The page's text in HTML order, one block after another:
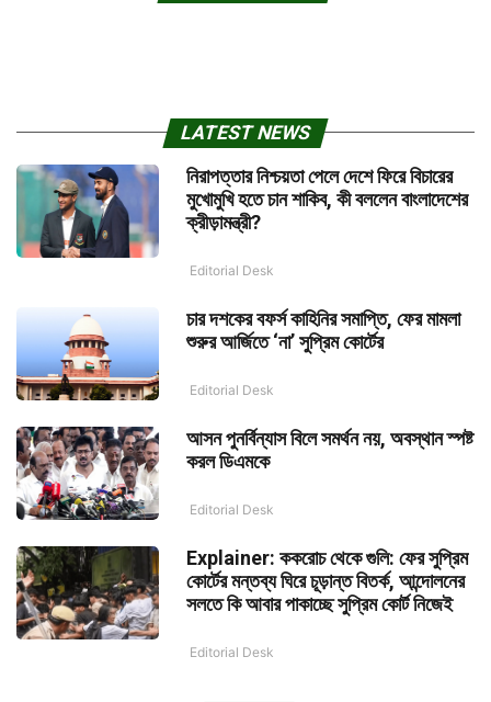
LATEST NEWS
নিরাপত্তার নিশ্চয়তা পেলে দেশে ফিরে বিচারের
মুখোমুখি হতে চান শাকিব, কী বললেন বাংলাদেশের
ক্রীড়ামন্ত্রী?
Editorial Desk
চার দশকের বফর্স কাহিনির সমাপ্তি, ফের মামলা
শুরুর আর্জিতে ‘না’ সুপ্রিম কোর্টের
Editorial Desk
আসন পুনর্বিন্যাস বিলে সমর্থন নয়, অবস্থান স্পষ্ট
করল ডিএমকে
Editorial Desk
Explainer: ককরোচ থেকে গুলি: ফের সুপ্রিম
কোর্টের মন্তব্য ঘিরে চূড়ান্ত বিতর্ক, আন্দোলনের
সলতে কি আবার পাকাচ্ছে সুপ্রিম কোর্ট নিজেই
Editorial Desk